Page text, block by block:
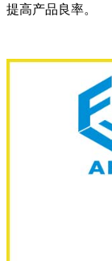
提高产品良率。